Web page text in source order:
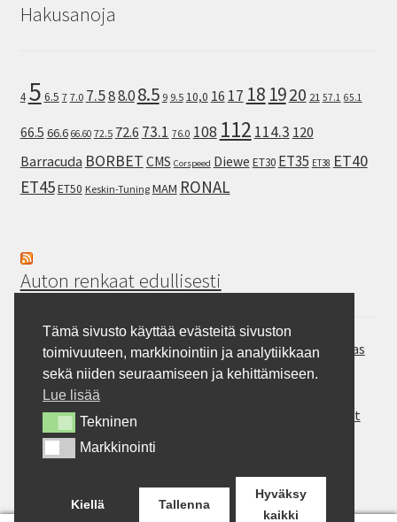
Hakusanoja
4 5 6.5 7 7.0 7.588.08.5 9 9.5 10,0 16 17 18 1920 21 57.1 65.1
66.5 66.6 66.60 72.5 72.6 73.1 76.0 108 112 114.3 120
Barracuda BORBET CMS Corspeed Diewe ET30 ET35 ET38 ET40
ET45ET50 Keskin-Tuning MAM RONAL
Auton renkaat edullisesti
Hankook Vantra Transit RA58 – Pakettiauton kesärengas
Continental SportContact 7 – Laadukas sportrengas
Gripmax Inception A/T – Allterrain rengas
Rotalla ENJOYLAND H/T RF10 – Maasturit ja Crossoverit
Milever MA352 – auton kesärengas
BFGoodrich Mud-Terrain T/A KM3 – Pitoa jokapaikkaan
Tämä sivusto käyttää evästeitä sivuston
toimivuuteen, markkinointiin ja analytiikkaan
sekä niiden seuraamiseen ja kehittämiseen.
Lue lisää
TekninenTekninen
Markkinointi
Markkinointi
Kiellä Tallenna
Hyväksy
kaikki